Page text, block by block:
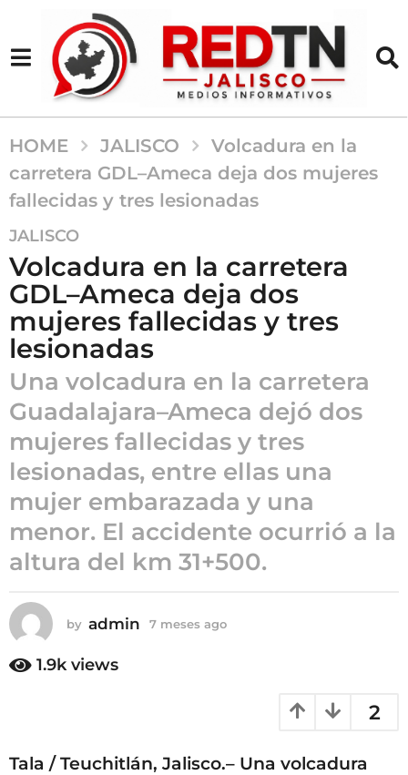
HOME JALISCO
Volcadura en la
carretera GDL–Ameca deja dos mujeres
fallecidas y tres lesionadas
7
m
e
s
e
s
a
g
o
m
e
s
e
s
a
o
JALISCO
Volcadura en la carretera
GDL–Ameca deja dos
mujeres fallecidas y tres
lesionadas
Una volcadura en la carretera
Guadalajara–Ameca dejó dos
mujeres fallecidas y tres
lesionadas, entre ellas una
mujer embarazada y una
menor. El accidente ocurrió a la
altura del km 31+500.
by admin 7 meses ago
o
1.9k views
2
Tala / Teuchitlán, Jalisco.– Una volcadura